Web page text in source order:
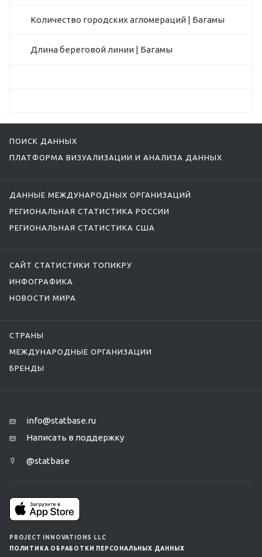
Количество городских агломераций | Багамы
Длина береговой линии | Багамы
ПОИСК ДАННЫХ
ПЛАТФОРМА ВИЗУАЛИЗАЦИИ И АНАЛИЗА ДАННЫХ
ДАННЫЕ МЕЖДУНАРОДНЫХ ОРГАНИЗАЦИЙ
РЕГИОНАЛЬНАЯ СТАТИСТИКА РОССИИ
РЕГИОНАЛЬНАЯ СТАТИСТИКА США
САЙТ СТАТИСТИКИ ТОПИКРУ
ИНФОГРАФИКА
НОВОСТИ МИРА
СТРАНЫ
МЕЖДУНАРОДНЫЕ ОРГАНИЗАЦИИ
БРЕНДЫ
info@statbase.ru
Написать в поддержку
@statbase
PROJECT INNOVATIONS LLC
ПОЛИТИКА ОБРАБОТКИ ПЕРСОНАЛЬНЫХ ДАННЫХ